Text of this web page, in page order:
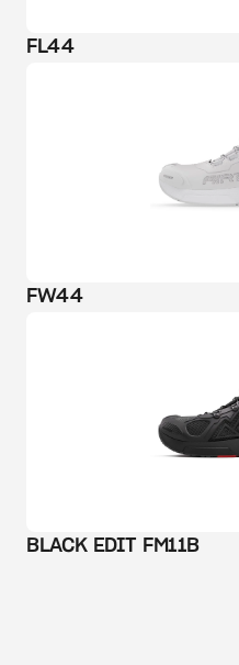
FL44
FW44
BLACK EDIT FM11B